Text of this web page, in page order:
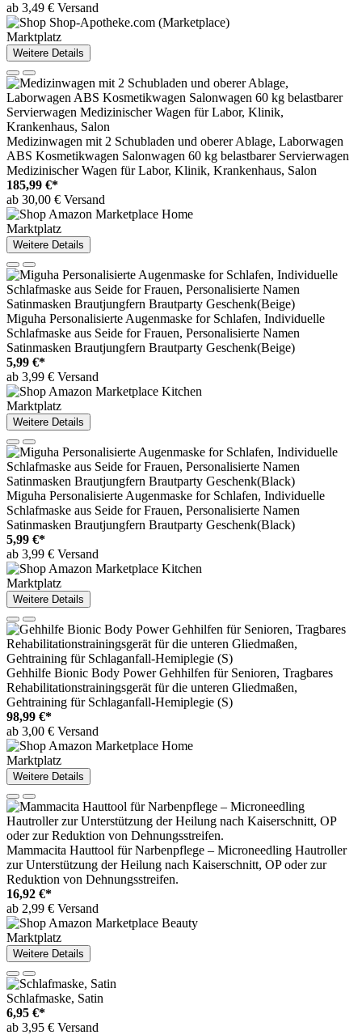
ab 3,49 € Versand
Marktplatz
Weitere Details
Medizinwagen mit 2 Schubladen und oberer Ablage, Laborwagen
ABS Kosmetikwagen Salonwagen 60 kg belastbarer Servierwagen
Medizinischer Wagen für Labor, Klinik, Krankenhaus, Salon
185,99 €*
ab 30,00 € Versand
Marktplatz
Weitere Details
Miguha Personalisierte Augenmaske for Schlafen, Individuelle
Schlafmaske aus Seide for Frauen, Personalisierte Namen
Satinmasken Brautjungfern Brautparty Geschenk(Beige)
5,99 €*
ab 3,99 € Versand
Marktplatz
Weitere Details
Miguha Personalisierte Augenmaske for Schlafen, Individuelle
Schlafmaske aus Seide for Frauen, Personalisierte Namen
Satinmasken Brautjungfern Brautparty Geschenk(Black)
5,99 €*
ab 3,99 € Versand
Marktplatz
Weitere Details
Gehhilfe Bionic Body Power Gehhilfen für Senioren, Tragbares
Rehabilitationstrainingsgerät für die unteren Gliedmaßen,
Gehtraining für Schlaganfall-Hemiplegie (S)
98,99 €*
ab 3,00 € Versand
Marktplatz
Weitere Details
Mammacita Hauttool für Narbenpflege – Microneedling Hautroller
zur Unterstützung der Heilung nach Kaiserschnitt, OP oder zur
Reduktion von Dehnungsstreifen.
16,92 €*
ab 2,99 € Versand
Marktplatz
Weitere Details
Schlafmaske, Satin
6,95 €*
ab 3,95 € Versand